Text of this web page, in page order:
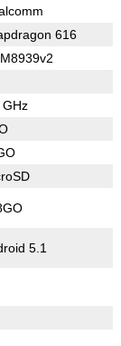
616
GHz
5.1